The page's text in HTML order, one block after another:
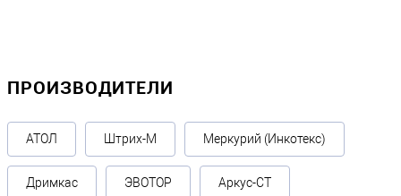
ПРОИЗВОДИТЕЛИ
АТОЛ Штрих-М Меркурий (Инкотекс)
Дримкас ЭВОТОР Аркус-СТ